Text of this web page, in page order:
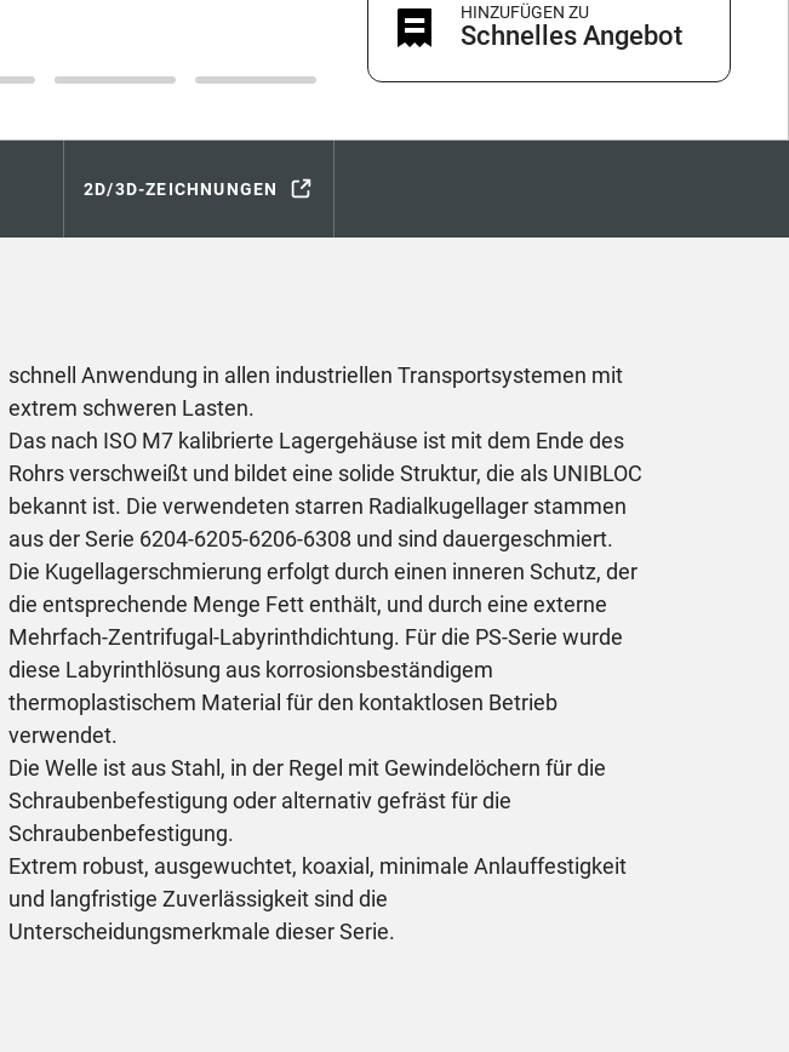
HINZUFÜGEN ZU
Schnelles Angebot
2D/3D-ZEICHNUNGEN
schnell Anwendung in allen industriellen Transportsystemen mit
extrem schweren Lasten.
Das nach ISO M7 kalibrierte Lagergehäuse ist mit dem Ende des
Rohrs verschweißt und bildet eine solide Struktur, die als UNIBLOC
bekannt ist. Die verwendeten starren Radialkugellager stammen
aus der Serie 6204-6205-6206-6308 und sind dauergeschmiert.
Die Kugellagerschmierung erfolgt durch einen inneren Schutz, der
die entsprechende Menge Fett enthält, und durch eine externe
Mehrfach-Zentrifugal-Labyrinthdichtung. Für die PS-Serie wurde
diese Labyrinthlösung aus korrosionsbeständigem
thermoplastischem Material für den kontaktlosen Betrieb
verwendet.
Die Welle ist aus Stahl, in der Regel mit Gewindelöchern für die
Schraubenbefestigung oder alternativ gefräst für die
Schraubenbefestigung.
Extrem robust, ausgewuchtet, koaxial, minimale Anlauffestigkeit
und langfristige Zuverlässigkeit sind die
Unterscheidungsmerkmale dieser Serie.